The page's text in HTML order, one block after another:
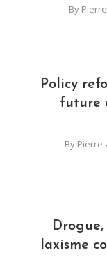
By
Policy
future
By
laxisme